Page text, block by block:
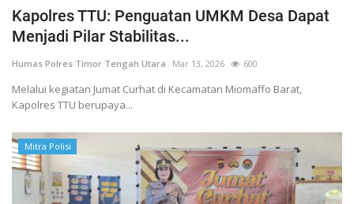
Kapolres TTU: Penguatan UMKM Desa Dapat
Menjadi Pilar Stabilitas...
Humas Polres Timor Tengah Utara Mar 13, 2026 600
Melalui kegiatan Jumat Curhat di Kecamatan Miomaffo Barat,
Kapolres TTU berupaya...
Mitra Polisi